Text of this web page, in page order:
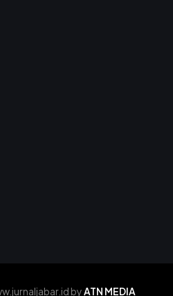
byATN MEDIA